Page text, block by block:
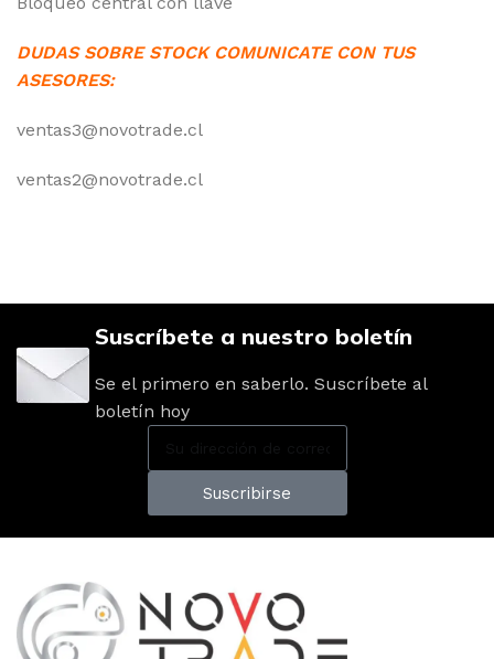
DUDAS SOBRE STOCK COMUNICATE CON TUS
ASESORES:
ventas3@novotrade.cl
ventas2@novotrade.cl
Suscríbete a nuestro boletín
Se el primero en saberlo. Suscríbete al
boletín hoy
Suscribirse